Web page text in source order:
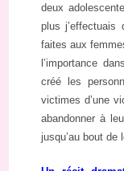
deux
plus j’effectuais
faites aux
l’importance
créé les
victimes d’une
abandonner à
jusqu’au bout de